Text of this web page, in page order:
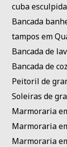
cuba
Bancada
tampos em
Bancada de
Bancada de
Peitoril de
Soleiras de
Marmoraria
Marmoraria
Marmoraria